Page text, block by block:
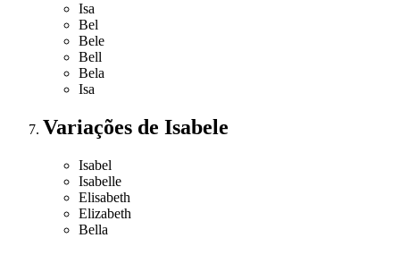
Isa
Bel
Bele
Bell
Bela
Isa
Variações de Isabele
Isabel
Isabelle
Elisabeth
Elizabeth
Bella